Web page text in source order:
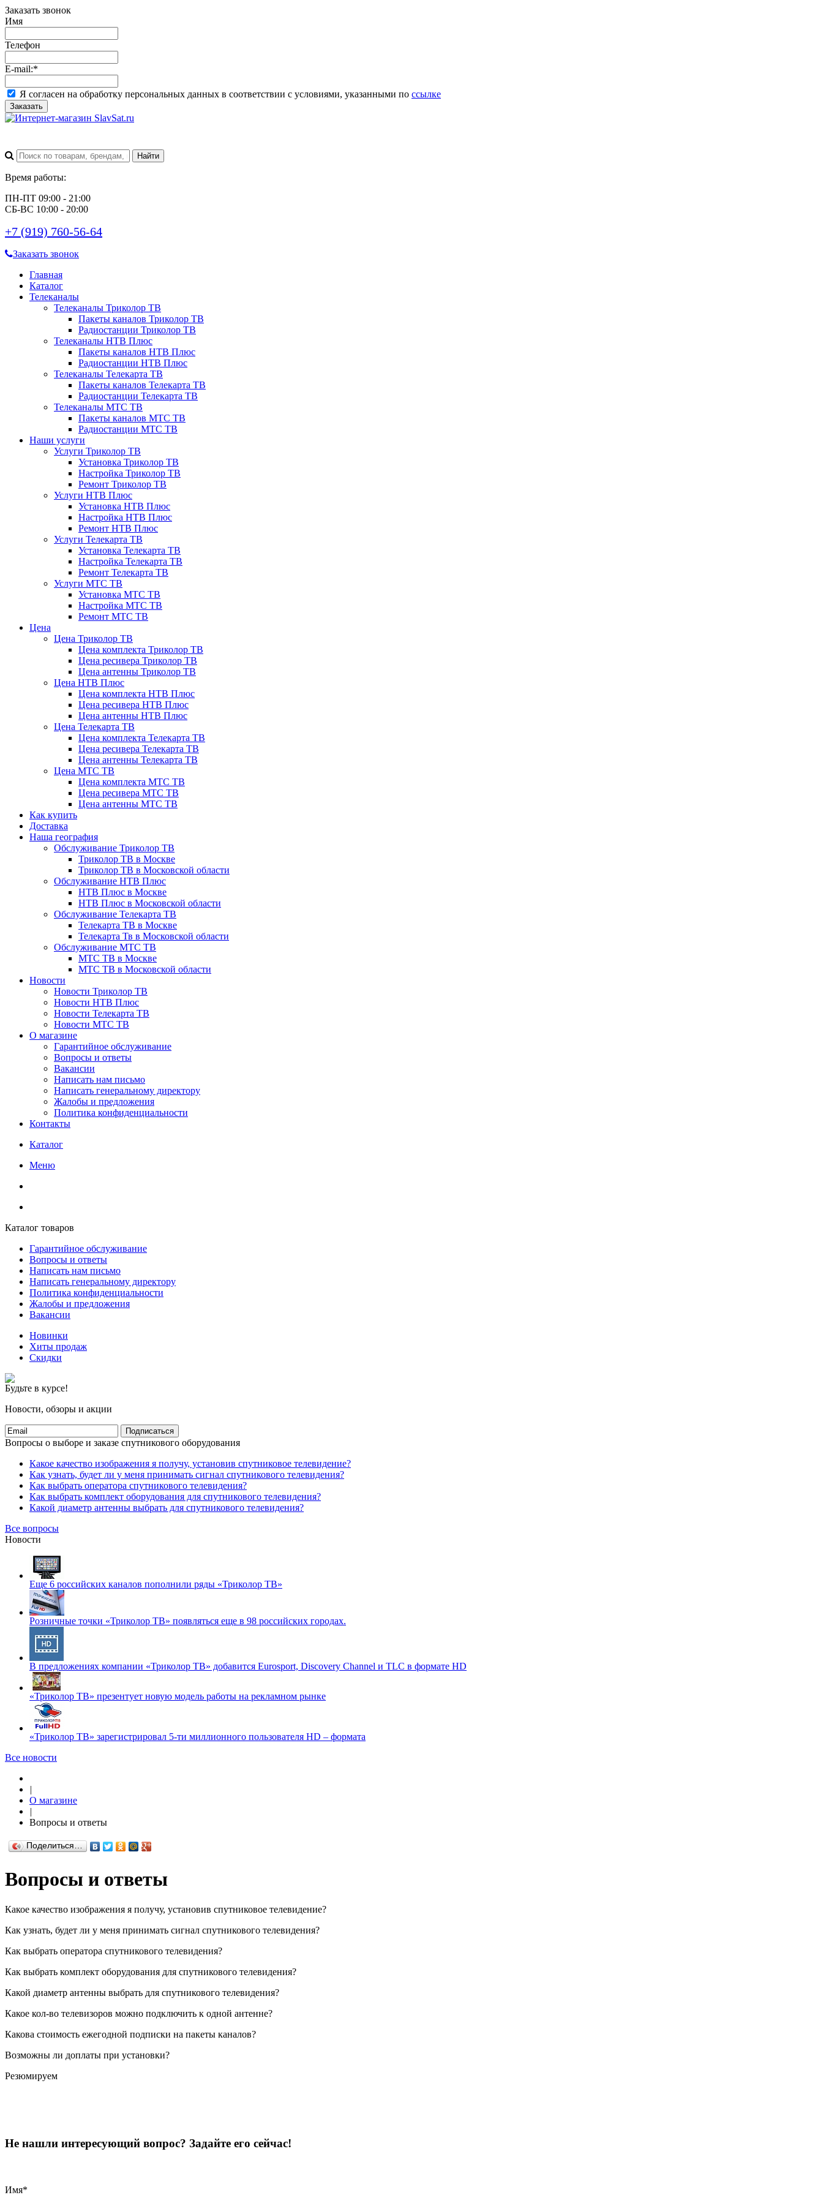
Заказать звонок
Имя
Телефон
E-mail:*
Я согласен на обработку персональных данных в соответствии с условиями, указанными по ссылке
Заказать
Время работы:
ПН-ПТ 09:00 - 21:00
СБ-ВС 10:00 - 20:00
+7 (919) 760-56-64
Заказать звонок
Главная
Каталог
Телеканалы
Телеканалы Триколор ТВ
Пакеты каналов Триколор ТВ
Радиостанции Триколор ТВ
Телеканалы НТВ Плюс
Пакеты каналов НТВ Плюс
Радиостанции НТВ Плюс
Телеканалы Телекарта ТВ
Пакеты каналов Телекарта ТВ
Радиостанции Телекарта ТВ
Телеканалы МТС ТВ
Пакеты каналов МТС ТВ
Радиостанции МТС ТВ
Наши услуги
Услуги Триколор ТВ
Установка Триколор ТВ
Настройка Триколор ТВ
Ремонт Триколор ТВ
Услуги НТВ Плюс
Установка НТВ Плюс
Настройка НТВ Плюс
Ремонт НТВ Плюс
Услуги Телекарта ТВ
Установка Телекарта ТВ
Настройка Телекарта ТВ
Ремонт Телекарта ТВ
Услуги МТС ТВ
Установка МТС ТВ
Настройка МТС ТВ
Ремонт МТС ТВ
Цена
Цена Триколор ТВ
Цена комплекта Триколор ТВ
Цена ресивера Триколор ТВ
Цена антенны Триколор ТВ
Цена НТВ Плюс
Цена комплекта НТВ Плюс
Цена ресивера НТВ Плюс
Цена антенны НТВ Плюс
Цена Телекарта ТВ
Цена комплекта Телекарта ТВ
Цена ресивера Телекарта ТВ
Цена антенны Телекарта ТВ
Цена МТС ТВ
Цена комплекта МТС ТВ
Цена ресивера МТС ТВ
Цена антенны МТС ТВ
Как купить
Доставка
Наша география
Обслуживание Триколор ТВ
Триколор ТВ в Москве
Триколор ТВ в Московской области
Обслуживание НТВ Плюс
НТВ Плюс в Москве
НТВ Плюс в Московской области
Обслуживание Телекарта ТВ
Телекарта ТВ в Москве
Телекарта Тв в Московской области
Обслуживание МТС ТВ
МТС ТВ в Москве
МТС ТВ в Московской области
Новости
Новости Триколор ТВ
Новости НТВ Плюс
Новости Телекарта ТВ
Новости МТС ТВ
О магазине
Гарантийное обслуживание
Вопросы и ответы
Вакансии
Написать нам письмо
Написать генеральному директору
Жалобы и предложения
Политика конфиденциальности
Контакты
Каталог
Меню
Каталог товаров
Гарантийное обслуживание
Вопросы и ответы
Написать нам письмо
Написать генеральному директору
Политика конфиденциальности
Жалобы и предложения
Вакансии
Новинки
Хиты продаж
Скидки
Будьте в курсе!
Новости, обзоры и акции
Подписаться
Вопросы о выборе и заказе спутникового оборудования
Какое качество изображения я получу, установив спутниковое телевидение?
Как узнать, будет ли у меня принимать сигнал спутникового телевидения?
Как выбрать оператора спутникового телевидения?
Как выбрать комплект оборудования для спутникового телевидения?
Какой диаметр антенны выбрать для спутникового телевидения?
Все вопросы
Новости
Еще 6 российских каналов пополнили ряды «Триколор ТВ»
Розничные точки «Триколор ТВ» появляться еще в 98 российских городах.
В предложениях компании «Триколор ТВ» добавится Eurosport, Discovery Channel и TLC в формате HD
«Триколор ТВ» презентует новую модель работы на рекламном рынке
«Триколор ТВ» зарегистрировал 5-ти миллионного пользователя HD – формата
Все новости
|
О магазине
|
Вопросы и ответы
Поделиться…
Вопросы и ответы
Какое качество изображения я получу, установив спутниковое телевидение?
Как узнать, будет ли у меня принимать сигнал спутникового телевидения?
Как выбрать оператора спутникового телевидения?
Как выбрать комплект оборудования для спутникового телевидения?
Какой диаметр антенны выбрать для спутникового телевидения?
Какое кол-во телевизоров можно подключить к одной антенне?
Какова стоимость ежегодной подписки на пакеты каналов?
Возможны ли доплаты при установки?
Резюмируем
Не нашли интересующий вопрос? Задайте его сейчас!
Имя*